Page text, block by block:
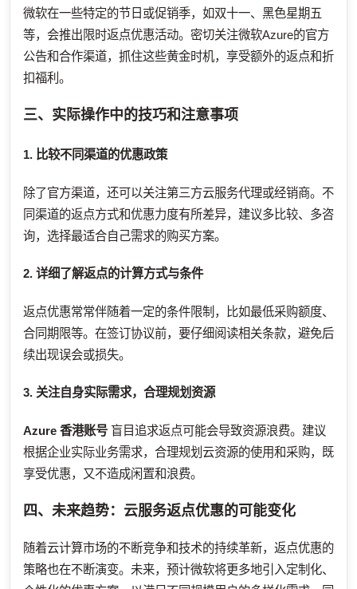
微软在一些特定的节日或促销季，如双十一、黑色星期五
等，会推出限时返点优惠活动。密切关注微软Azure的官方
公告和合作渠道，抓住这些黄金时机，享受额外的返点和折
扣福利。
三、实际操作中的技巧和注意事项
1. 比较不同渠道的优惠政策
除了官方渠道，还可以关注第三方云服务代理或经销商。不
同渠道的返点方式和优惠力度有所差异，建议多比较、多咨
询，选择最适合自己需求的购买方案。
2. 详细了解返点的计算方式与条件
返点优惠常常伴随着一定的条件限制，比如最低采购额度、
合同期限等。在签订协议前，要仔细阅读相关条款，避免后
续出现误会或损失。
3. 关注自身实际需求，合理规划资源
Azure 香港账号 盲目追求返点可能会导致资源浪费。建议
根据企业实际业务需求，合理规划云资源的使用和采购，既
享受优惠，又不造成闲置和浪费。
四、未来趋势：云服务返点优惠的可能变化
随着云计算市场的不断竞争和技术的持续革新，返点优惠的
策略也在不断演变。未来，预计微软将更多地引入定制化、